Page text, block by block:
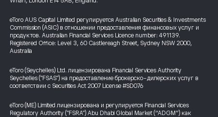
eToro AUS Capital Limited регулируется Australian Securities & Investments
Commission (ASIC) в отношении предоставления финансовых услуг и
продуктов. Australian Financial Services Licence number: 491139.
Registered Office: Level 3, 60 Castlereagh Street, Sydney NSW 2000,
Australia
eToro (Seychelles) Ltd. лицензирована Financial Services Authority
Seychelles ("FSAS") на предоставление брокерско-дилерских услуг в
соответствии с Securities Act 2007 License #SD076
eToro (ME) Limited лицензирована и регулируется Financial Services
Regulatory Authority ("FSRA") Abu Dhabi Global Market (“ADGM”) как